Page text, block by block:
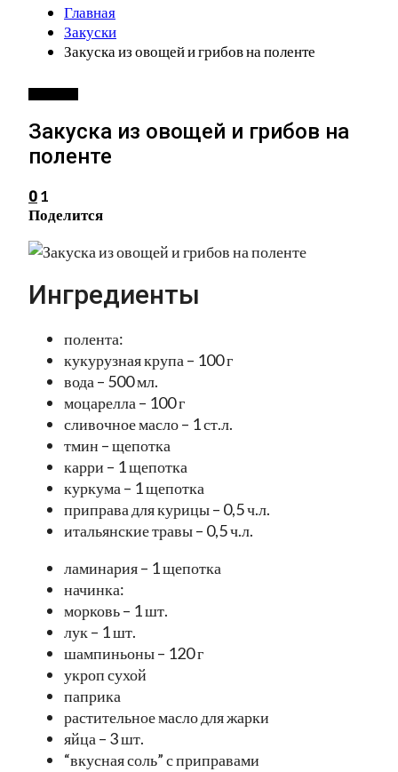
Главная
Закуски
Закуска из овощей и грибов на поленте
Закуска из овощей и грибов на
поленте
0 1
Поделится
Ингредиенты
полента:
кукурузная крупа – 100 г
вода – 500 мл.
моцарелла – 100 г
сливочное масло – 1 ст.л.
тмин – щепотка
карри – 1 щепотка
куркума – 1 щепотка
приправа для курицы – 0,5 ч.л.
итальянские травы – 0,5 ч.л.
ламинария – 1 щепотка
начинка:
морковь – 1 шт.
лук – 1 шт.
шампиньоны – 120 г
укроп сухой
паприка
растительное масло для жарки
яйца – 3 шт.
“вкусная соль” с приправами